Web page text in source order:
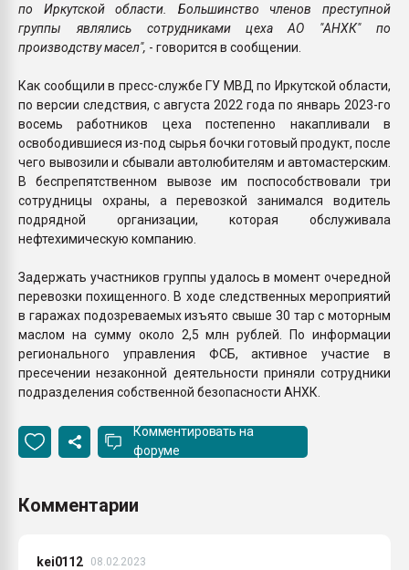
по Иркутской области. Большинство членов преступной
группы являлись сотрудниками цеха АО "АНХК" по
производству масел", - говорится в сообщении.
Как сообщили в пресс-службе ГУ МВД по Иркутской области,
по версии следствия, с августа 2022 года по январь 2023-го
восемь работников цеха постепенно накапливали в
освободившиеся из-под сырья бочки готовый продукт, после
чего вывозили и сбывали автолюбителям и автомастерским.
В беспрепятственном вывозе им поспособствовали три
сотрудницы охраны, а перевозкой занимался водитель
подрядной организации, которая обслуживала
нефтехимическую компанию.
Задержать участников группы удалось в момент очередной
перевозки похищенного. В ходе следственных мероприятий
в гаражах подозреваемых изъято свыше 30 тар с моторным
маслом на сумму около 2,5 млн рублей. По информации
регионального управления ФСБ, активное участие в
пресечении незаконной деятельности приняли сотрудники
подразделения собственной безопасности АНХК.
Комментировать на
форуме
Комментарии
kei0112
08.02.2023